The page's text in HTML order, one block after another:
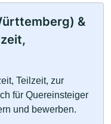
&
Teilzeit, zur
für Quereinsteiger
und bewerben.